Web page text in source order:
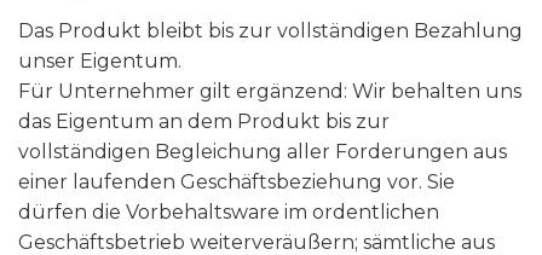
Das Produkt bleibt bis zur vollständigen Bezahlung
unser Eigentum.
Für Unternehmer gilt ergänzend: Wir behalten uns
das Eigentum an dem Produkt bis zur
vollständigen Begleichung aller Forderungen aus
einer laufenden Geschäftsbeziehung vor. Sie
dürfen die Vorbehaltsware im ordentlichen
Geschäftsbetrieb weiterveräußern; sämtliche aus